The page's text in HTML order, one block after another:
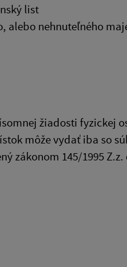
list
nehnuteľného
žiadosti fyzickej
môže vydať iba so
zákonom 145/1995